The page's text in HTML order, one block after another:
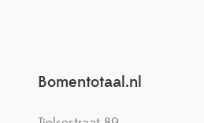
Bomentotaal.nl